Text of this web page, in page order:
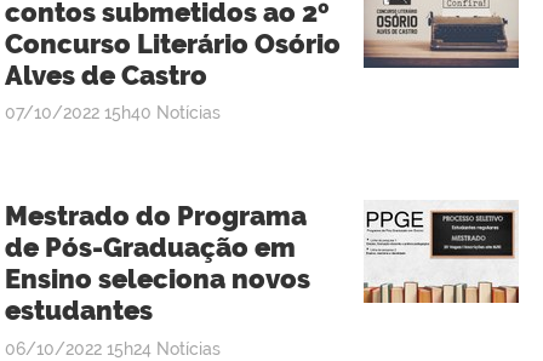
contos submetidos ao 2º
Concurso Literário Osório
Alves de Castro
publicado
07/10/2022 15h40 Notícias
Mestrado do Programa
de Pós-Graduação em
Ensino seleciona novos
estudantes
publicado
06/10/2022 15h24 Notícias